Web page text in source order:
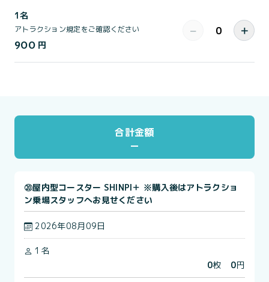
1名
アトラクション規定をご確認ください
900 円
− ＋
合計金額
⑳屋内型コースター SHINPI＋ ※購入後はアトラクショ
ン乗場スタッフへお見せください
2026年08月09日
1名
0枚 0円